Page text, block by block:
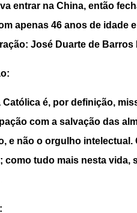
entrar na China, então
apenas 46 anos de idade
José Duarte de Barros
Católica é, por definição,
com a salvação das
e não o orgulho intelectual.
como tudo mais nesta vida,